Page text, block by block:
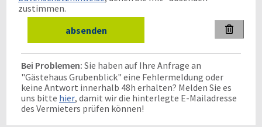
zustimmen.

Bei Problemen: Sie haben auf Ihre Anfrage an
"Gästehaus Grubenblick" eine Fehlermeldung oder
keine Antwort innerhalb 48h erhalten? Melden Sie es
uns bitte hier, damit wir die hinterlegte E-Mailadresse
des Vermieters prüfen können!